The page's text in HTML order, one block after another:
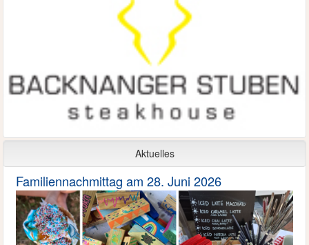
Aktuelles
Familiennachmittag am 28. Juni 2026